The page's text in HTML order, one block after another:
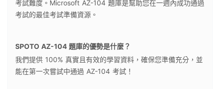
考試難度。Microsoft AZ-104 題庫是幫助您在一週內成功通過
考試的最佳考試準備資源。
SPOTO AZ-104 題庫的優勢是什麼？
我們提供 100% 真實且有效的學習資料，確保您準備充分，並
能在第一次嘗試中通過 AZ-104 考試！